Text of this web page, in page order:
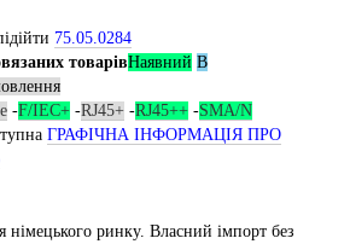
75.05.0284
товарівНаявний В
-F/IEC+ -RJ45+ -RJ45++ -SMA/N
ГРАФІЧНА ІНФОРМАЦІЯ ПРО
німецького ринку. Власний імпорт без